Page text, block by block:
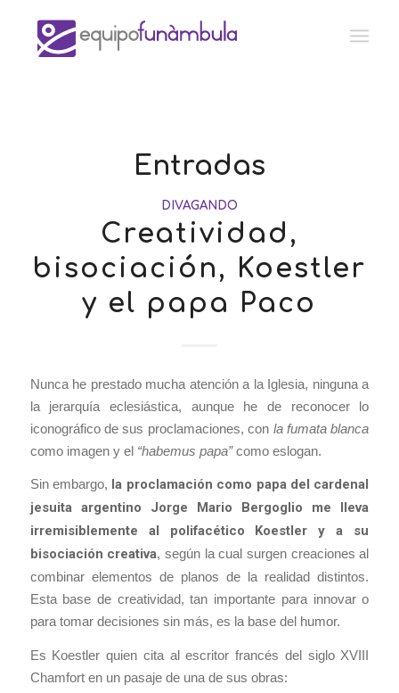
Entradas
DIVAGANDO
Creatividad,
bisociación, Koestler
y el papa Paco
Nunca he prestado mucha atención a la Iglesia, ninguna a
la jerarquía eclesiástica, aunque he de reconocer lo
iconográfico de sus proclamaciones, con la fumata blanca
como imagen y el “habemus papa”como eslogan.
Sin embargo, la proclamación como papa del cardenal
jesuita argentino Jorge Mario Bergoglio me lleva
irremisiblemente al polifacético Koestler y a su
bisociación creativa, según la cual surgen creaciones al
combinar elementos de planos de la realidad distintos.
Esta base de creatividad, tan importante para innovar o
para tomar decisiones sin más, es la base del humor.
Es Koestler quien cita al escritor francés del siglo XVIII
Chamfort en un pasaje de una de sus obras: